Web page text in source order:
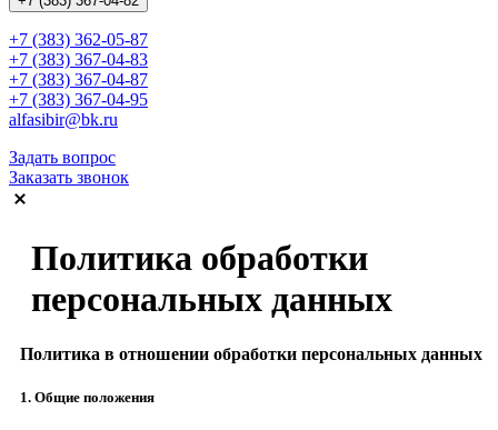
+7 (383) 362-05-87
+7 (383) 367-04-83
+7 (383) 367-04-87
+7 (383) 367-04-95
alfasibir@bk.ru
Задать вопрос
Заказать звонок
Политика обработки
персональных данных
Политика в отношении обработки персональных данных
1. Общие положения